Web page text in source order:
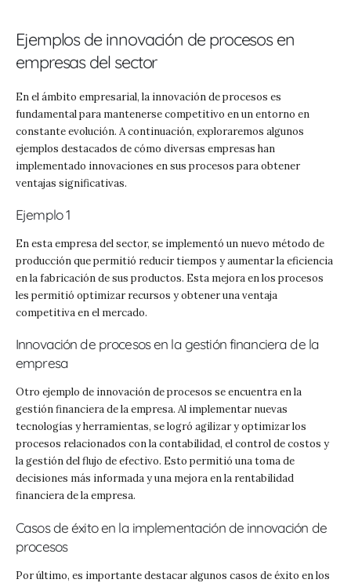
Ejemplos de innovación de procesos en
empresas del sector
En el ámbito empresarial, la innovación de procesos es
fundamental para mantenerse competitivo en un entorno en
constante evolución. A continuación, exploraremos algunos
ejemplos destacados de cómo diversas empresas han
implementado innovaciones en sus procesos para obtener
ventajas significativas.
Ejemplo 1
En esta empresa del sector, se implementó un nuevo método de
producción que permitió reducir tiempos y aumentar la eficiencia
en la fabricación de sus productos. Esta mejora en los procesos
les permitió optimizar recursos y obtener una ventaja
competitiva en el mercado.
Innovación de procesos en la gestión financiera de la
empresa
Otro ejemplo de innovación de procesos se encuentra en la
gestión financiera de la empresa. Al implementar nuevas
tecnologías y herramientas, se logró agilizar y optimizar los
procesos relacionados con la contabilidad, el control de costos y
la gestión del flujo de efectivo. Esto permitió una toma de
decisiones más informada y una mejora en la rentabilidad
financiera de la empresa.
Casos de éxito en la implementación de innovación de
procesos
Por último, es importante destacar algunos casos de éxito en los